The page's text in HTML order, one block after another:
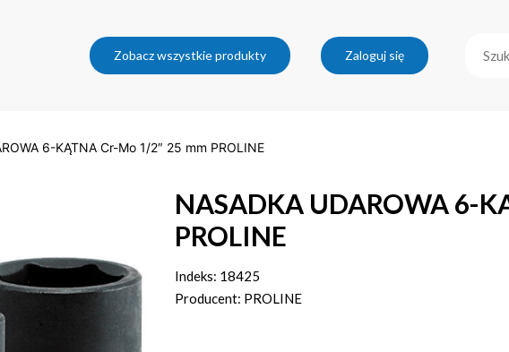
Zobacz wszystkie produkty Zaloguj się
6-KĄTNA Cr-Mo 1/2″ 25 mm PROLINE
NASADKA UDAROWA 6-
PROLINE
Indeks: 18425
Producent: PROLINE